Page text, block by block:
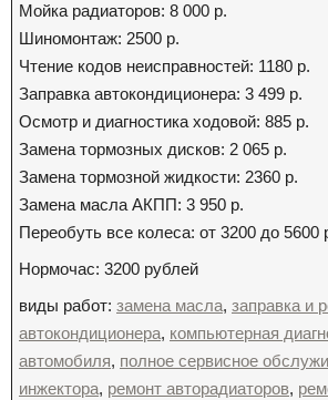
Мойка радиаторов: 8 000 р.
Шиномонтаж: 2500 р.
Чтение кодов неисправностей: 1180 р.
Заправка автокондиционера: 3 499 р.
Осмотр и диагностика ходовой: 885 р.
Замена тормозных дисков: 2 065 р.
Замена тормозной жидкости: 2360 р.
Замена масла АКПП: 3 950 р.
Переобуть все колеса: от 3200 до 5600
Нормочас: 3200 рублей
виды работ: замена масла, заправка и
автокондиционера, компьютерная
автомобиля, полное сервисное
инжектора, ремонт авторадиаторов,